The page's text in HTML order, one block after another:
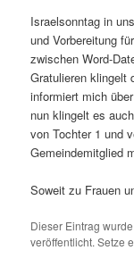
Israelsonntag in
und Vorbereitung
zwischen Word-
Gratulieren klingelt
informiert mich
nun klingelt es
von Tochter 1 und
Gemeindemitglied
Soweit zu Frauen
Dieser Eintrag
veröffentlicht. Setze